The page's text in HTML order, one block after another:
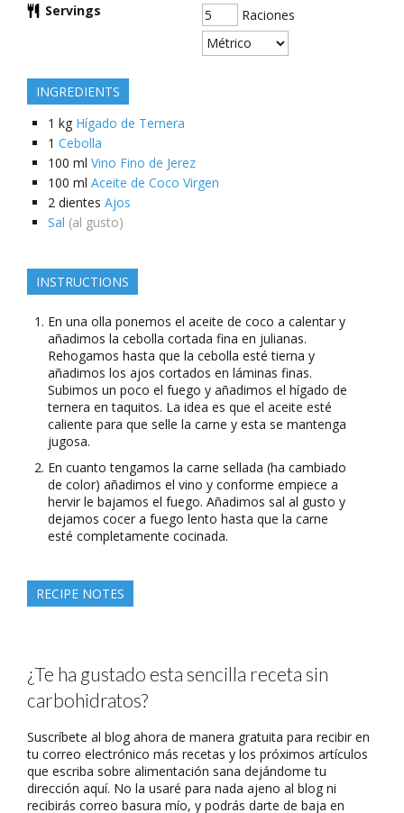
Servings Raciones
INGREDIENTS
1 kg Hígado de Ternera
1 Cebolla
100 ml Vino Fino de Jerez
100 ml Aceite de Coco Virgen
2 dientes Ajos
Sal (al gusto)
INSTRUCTIONS
En una olla ponemos el aceite de coco a calentar y
añadimos la cebolla cortada fina en julianas.
Rehogamos hasta que la cebolla esté tierna y
añadimos los ajos cortados en láminas finas.
Subimos un poco el fuego y añadimos el hígado de
ternera en taquitos. La idea es que el aceite esté
caliente para que selle la carne y esta se mantenga
jugosa.
En cuanto tengamos la carne sellada (ha cambiado
de color) añadimos el vino y conforme empiece a
hervir le bajamos el fuego. Añadimos sal al gusto y
dejamos cocer a fuego lento hasta que la carne
esté completamente cocinada.
RECIPE NOTES
¿Te ha gustado esta sencilla receta sin
carbohidratos?
Suscríbete al blog ahora de manera gratuita para recibir en
tu correo electrónico más recetas y los próximos artículos
que escriba sobre alimentación sana dejándome tu
dirección aquí. No la usaré para nada ajeno al blog ni
recibirás correo basura mío, y podrás darte de baja en